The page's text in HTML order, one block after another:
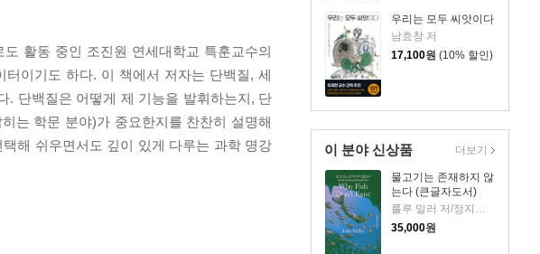
우리는 모두 씨앗이다
남효창 저
17,100원 (10% 할인)
이 분야 신상품
물고기는 존재하지 않
는다 (큰글자도서)
룰루 밀러 저/정지인 역
35,000원
더보기
활동 중인 조진원 연세대학교 특훈교수의
터이기도 하다. 이 책에서 저자는 단백질, 세
. 단백질은 어떻게 제 기능을 발휘하는지, 단
는 학문 분야)가 중요한지를 찬찬히 설명해
해 쉬우면서도 깊이 있게 다루는 과학 명강